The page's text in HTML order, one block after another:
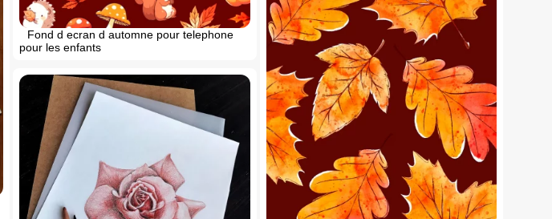
Fond d ecran d automne pour telephone
pour les enfants